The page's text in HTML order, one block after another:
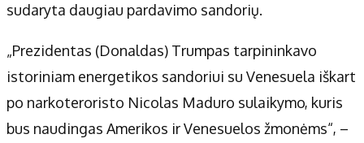
sudaryta daugiau pardavimo sandorių.
„Prezidentas (Donaldas) Trumpas tarpininkavo
istoriniam energetikos sandoriui su Venesuela iškart
po narkoteroristo Nicolas Maduro sulaikymo, kuris
bus naudingas Amerikos ir Venesuelos žmonėms“, –